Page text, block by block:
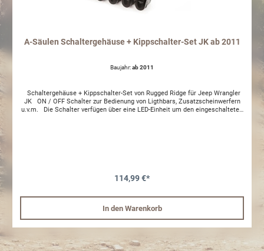
A-Säulen Schaltergehäuse + Kippschalter-Set JK ab 2011
Baujahr:ab 2011
Schaltergehäuse + Kippschalter-Set von Rugged Ridge für Jeep Wrangler
JK ON / OFF Schalter zur Bedienung von Ligthbars, Zusatzscheinwerfern
u.v.m. Die Schalter verfügen über eine LED-Einheit um den eingeschalteten
114,99 €*
In den Warenkorb